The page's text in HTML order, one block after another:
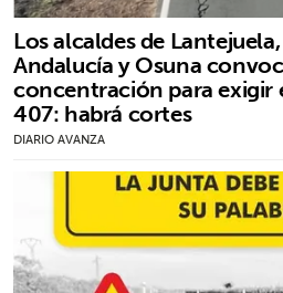
Los alcaldes de
Andalucía y Osuna
concentración para exigir
407: habrá cortes
DIARIO AVANZA